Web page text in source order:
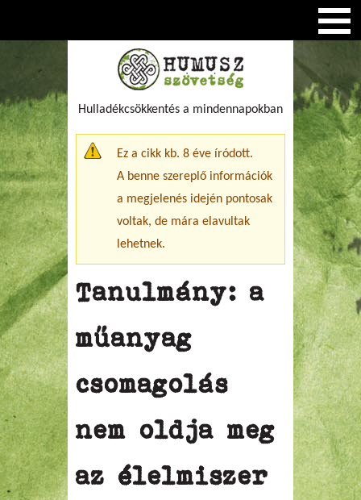
Hulladékcsökkentés a mindennapokban
Figyelmeztető üzenet
Ez a cikk kb. 8 éve íródott.
A benne szereplő információk
a megjelenés idején pontosak
voltak, de mára elavultak
lehetnek.
Tanulmány: a
műanyag
csomagolás
nem oldja meg
az élelmiszer